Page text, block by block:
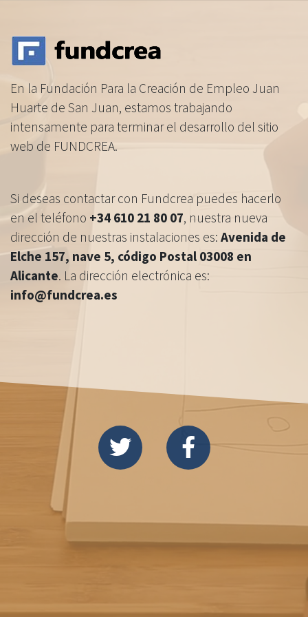
En la Fundación Para la Creación de Empleo Juan
Huarte de San Juan, estamos trabajando
intensamente para terminar el desarrollo del sitio
web de FUNDCREA.
Si deseas contactar con Fundcrea puedes hacerlo
en el teléfono +34 610 21 80 07, nuestra nueva
dirección de nuestras instalaciones es: Avenida de
Elche 157, nave 5, código Postal 03008 en
Alicante. La dirección electrónica es:
info@fundcrea.es